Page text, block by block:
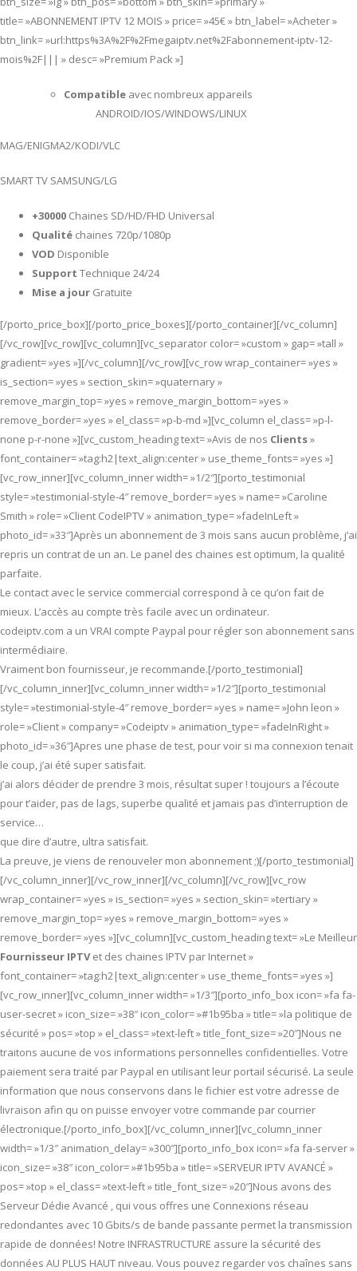
title= »ABONNEMENT IPTV 12 MOIS » price= »45€ » btn_label= »Acheter »
btn_link= »url:https%3A%2F%2Fmegaiptv.net%2Fabonnement-iptv-12-
mois%2F||| » desc= »Premium Pack »]
Compatible avec nombreux appareils
ANDROID/IOS/WINDOWS/LINUX
MAG/ENIGMA2/KODI/VLC
SMART TV SAMSUNG/LG
+30000 Chaines SD/HD/FHD Universal
Qualité chaines 720p/1080p
VOD Disponible
Support Technique 24/24
Mise a jour Gratuite
[/porto_price_box][/porto_price_boxes][/porto_container][/vc_column]
[/vc_row][vc_row][vc_column][vc_separator color= »custom » gap= »tall »
gradient= »yes »][/vc_column][/vc_row][vc_row wrap_container= »yes »
is_section= »yes » section_skin= »quaternary »
remove_margin_top= »yes » remove_margin_bottom= »yes »
remove_border= »yes » el_class= »p-b-md »][vc_column el_class= »p-l-
none p-r-none »][vc_custom_heading text= »Avis de nos Clients»
font_container= »tag:h2|text_align:center » use_theme_fonts= »yes »]
[vc_row_inner][vc_column_inner width= »1/2″][porto_testimonial
style= »testimonial-style-4″ remove_border= »yes » name= »Caroline
Smith » role= »Client CodeIPTV » animation_type= »fadeInLeft »
photo_id= »33″]Après un abonnement de 3 mois sans aucun problème, j’ai
repris un contrat de un an. Le panel des chaines est optimum, la qualité
parfaite.
Le contact avec le service commercial correspond à ce qu’on fait de
mieux. L’accès au compte très facile avec un ordinateur.
codeiptv.com a un VRAI compte Paypal pour régler son abonnement sans
intermédiaire.
Vraiment bon fournisseur, je recommande.[/porto_testimonial]
[/vc_column_inner][vc_column_inner width= »1/2″][porto_testimonial
style= »testimonial-style-4″ remove_border= »yes » name= »John leon »
role= »Client » company= »Codeiptv » animation_type= »fadeInRight »
photo_id= »36″]Apres une phase de test, pour voir si ma connexion tenait
le coup, j’ai été super satisfait.
j’ai alors décider de prendre 3 mois, résultat super ! toujours a l’écoute
pour t’aider, pas de lags, superbe qualité et jamais pas d’interruption de
service…
que dire d’autre, ultra satisfait.
La preuve, je viens de renouveler mon abonnement ;)[/porto_testimonial]
[/vc_column_inner][/vc_row_inner][/vc_column][/vc_row][vc_row
wrap_container= »yes » is_section= »yes » section_skin= »tertiary »
remove_margin_top= »yes » remove_margin_bottom= »yes »
remove_border= »yes »][vc_column][vc_custom_heading text= »Le Meilleur
Fournisseur IPTVet des chaines IPTV par Internet »
font_container= »tag:h2|text_align:center » use_theme_fonts= »yes »]
[vc_row_inner][vc_column_inner width= »1/3″][porto_info_box icon= »fa fa-
user-secret » icon_size= »38″ icon_color= »#1b95ba » title= »la politique de
sécurité » pos= »top » el_class= »text-left » title_font_size= »20″]Nous ne
traitons aucune de vos informations personnelles confidentielles. Votre
paiement sera traité par Paypal en utilisant leur portail sécurisé. La seule
information que nous conservons dans le fichier est votre adresse de
livraison afin qu on puisse envoyer votre commande par courrier
électronique.[/porto_info_box][/vc_column_inner][vc_column_inner
width= »1/3″ animation_delay= »300″][porto_info_box icon= »fa fa-server »
icon_size= »38″ icon_color= »#1b95ba » title= »SERVEUR IPTV AVANCÉ »
pos= »top » el_class= »text-left » title_font_size= »20″]Nous avons des
Serveur Dédie Avancé , qui vous offres une Connexions réseau
redondantes avec 10 Gbits/s de bande passante permet la transmission
rapide de données! Notre INFRASTRUCTURE assure la sécurité des
données AU PLUS HAUT niveau. Vous pouvez regarder vos chaînes sans